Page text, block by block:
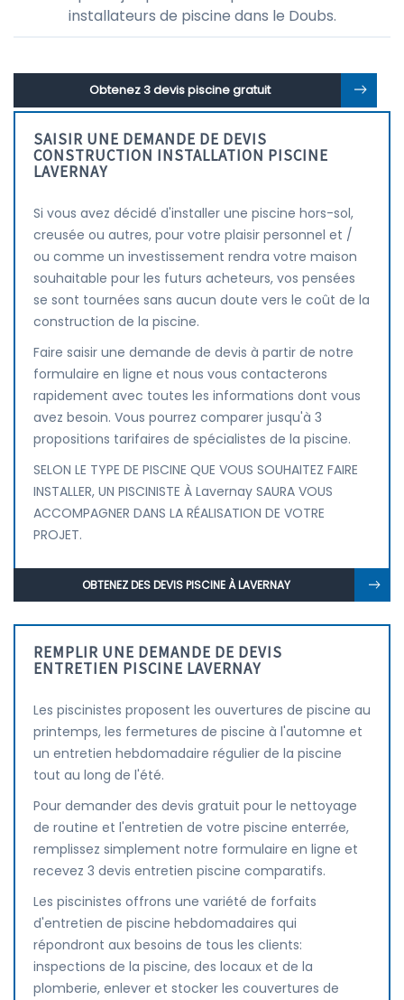
installateurs de piscine dans le Doubs.
Obtenez 3 devis piscine gratuit
SAISIR UNE DEMANDE DE DEVIS
CONSTRUCTION INSTALLATION PISCINE
LAVERNAY
Si vous avez décidé d'installer une piscine hors-sol,
creusée ou autres, pour votre plaisir personnel et /
ou comme un investissement rendra votre maison
souhaitable pour les futurs acheteurs, vos pensées
se sont tournées sans aucun doute vers le coût de la
construction de la piscine.
Faire saisir une demande de devis à partir de notre
formulaire en ligne et nous vous contacterons
rapidement avec toutes les informations dont vous
avez besoin. Vous pourrez comparer jusqu'à 3
propositions tarifaires de spécialistes de la piscine.
SELON LE TYPE DE PISCINE QUE VOUS SOUHAITEZ FAIRE
INSTALLER, UN PISCINISTE À Lavernay SAURA VOUS
ACCOMPAGNER DANS LA RÉALISATION DE VOTRE
PROJET.
OBTENEZ DES DEVIS PISCINE À LAVERNAY
REMPLIR UNE DEMANDE DE DEVIS
ENTRETIEN PISCINE LAVERNAY
Les piscinistes proposent les ouvertures de piscine au
printemps, les fermetures de piscine à l'automne et
un entretien hebdomadaire régulier de la piscine
tout au long de l'été.
Pour demander des devis gratuit pour le nettoyage
de routine et l'entretien de votre piscine enterrée,
remplissez simplement notre formulaire en ligne et
recevez 3 devis entretien piscine comparatifs.
Les piscinistes offrons une variété de forfaits
d'entretien de piscine hebdomadaires qui
répondront aux besoins de tous les clients:
inspections de la piscine, des locaux et de la
plomberie, enlever et stocker les couvertures de